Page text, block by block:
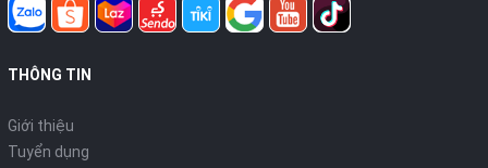
THÔNG TIN
Giới thiệu
Tuyển dụng